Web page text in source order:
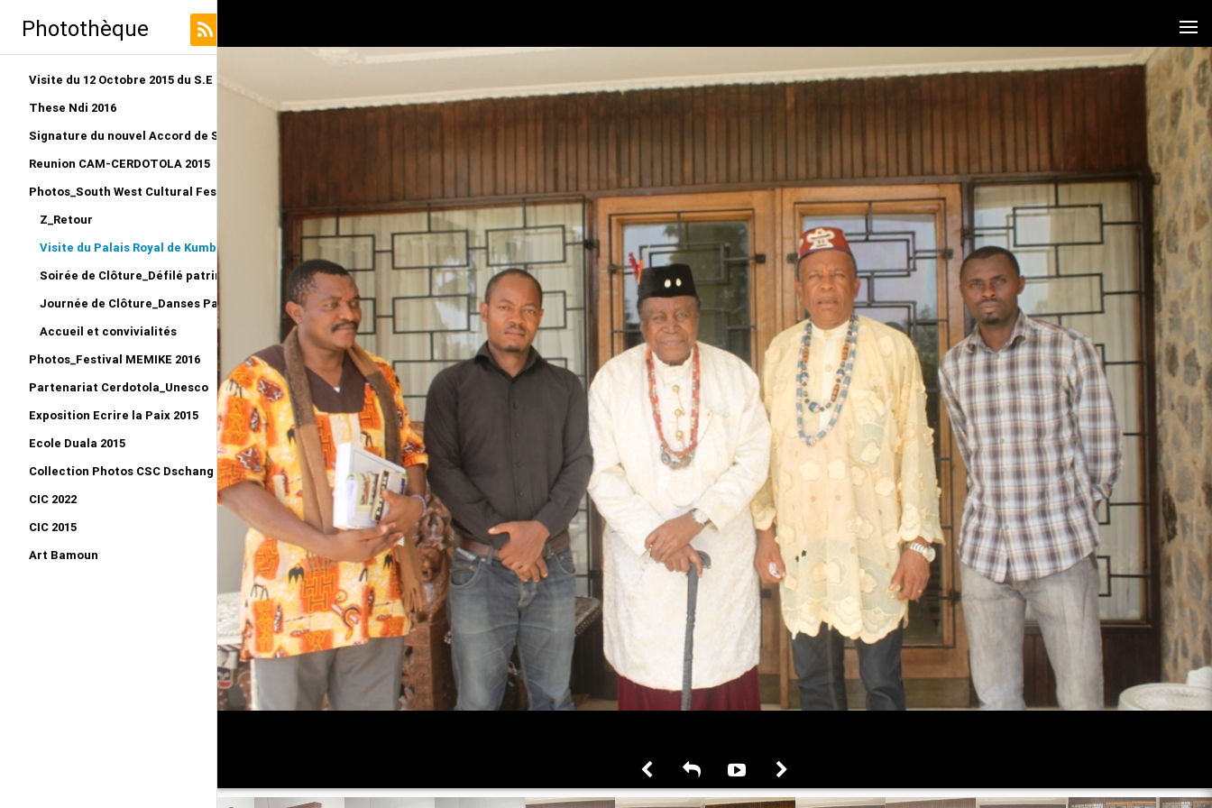
Photothèque
Visite du 12 Octobre 2015 du S.E au LRO
These Ndi 2016
Signature du nouvel Accord de Siège CERDOTOLA
Reunion CAM-CERDOTOLA 2015
Photos_South West Cultural Festival_Kumba 2015
Z_Retour
Visite du Palais Royal de Kumba_Reportage
Soirée de Clôture_Défilé patriminial et remise des Prix
Journée de Clôture_Danses Patrimoniales
Accueil et convivialités
Photos_Festival MEMIKE 2016
Partenariat Cerdotola_Unesco
Exposition Ecrire la Paix 2015
Ecole Duala 2015
Collection Photos CSC Dschang 2015
CIC 2022
CIC 2015
Art Bamoun